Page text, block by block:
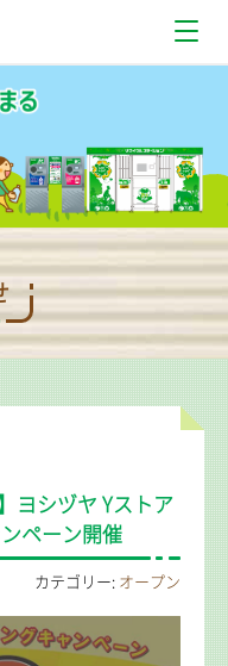
ヨシヅヤ Yストア
ペーン開催
カテゴリー: オープン